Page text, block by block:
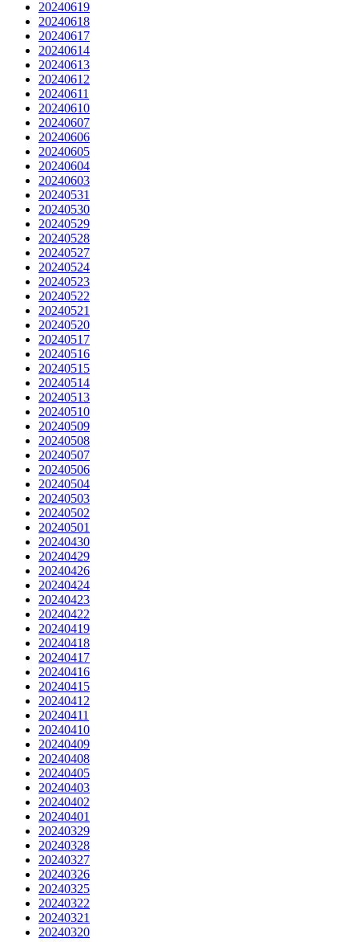
20240619
20240618
20240617
20240614
20240613
20240612
20240611
20240610
20240607
20240606
20240605
20240604
20240603
20240531
20240530
20240529
20240528
20240527
20240524
20240523
20240522
20240521
20240520
20240517
20240516
20240515
20240514
20240513
20240510
20240509
20240508
20240507
20240506
20240504
20240503
20240502
20240501
20240430
20240429
20240426
20240424
20240423
20240422
20240419
20240418
20240417
20240416
20240415
20240412
20240411
20240410
20240409
20240408
20240405
20240403
20240402
20240401
20240329
20240328
20240327
20240326
20240325
20240322
20240321
20240320